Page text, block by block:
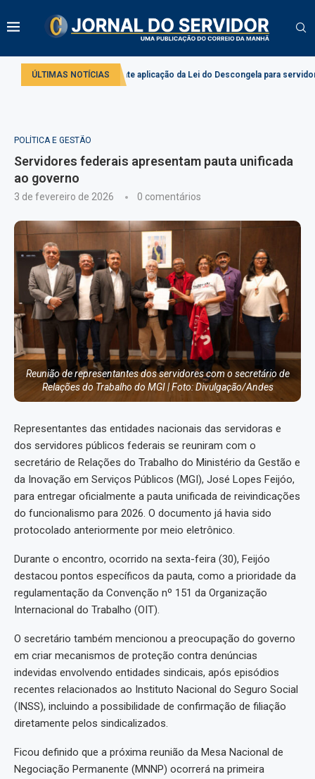
ÚLTIMAS NOTÍCIAS
debate aplicação da Lei do Descongela para servidores públicos
POLÍTICA E GESTÃO
Servidores federais apresentam pauta unificada
ao governo
3 de fevereiro de 2026 0 comentários
Reunião de representantes dos servidores com o secretário de
Relações do Trabalho do MGI | Foto: Divulgação/Andes
Representantes das entidades nacionais das servidoras e
dos servidores públicos federais se reuniram com o
secretário de Relações do Trabalho do Ministério da Gestão e
da Inovação em Serviços Públicos (MGI), José Lopes Feijóo,
para entregar oficialmente a pauta unificada de reivindicações
do funcionalismo para 2026. O documento já havia sido
protocolado anteriormente por meio eletrônico.
Durante o encontro, ocorrido na sexta-feira (30), Feijóo
destacou pontos específicos da pauta, como a prioridade da
regulamentação da Convenção nº 151 da Organização
Internacional do Trabalho (OIT).
O secretário também mencionou a preocupação do governo
em criar mecanismos de proteção contra denúncias
indevidas envolvendo entidades sindicais, após episódios
recentes relacionados ao Instituto Nacional do Seguro Social
(INSS), incluindo a possibilidade de confirmação de filiação
diretamente pelos sindicalizados.
Ficou definido que a próxima reunião da Mesa Nacional de
Negociação Permanente (MNNP) ocorrerá na primeira